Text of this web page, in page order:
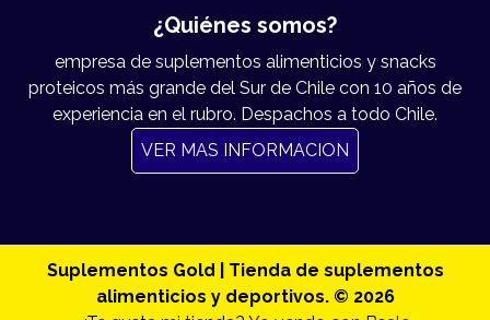
¿Quiénes somos?
empresa de suplementos alimenticios y snacks
proteicos más grande del Sur de Chile con 10 años de
experiencia en el rubro. Despachos a todo Chile.
VER MAS INFORMACION
Suplementos Gold | Tienda de suplementos
alimenticios y deportivos. © 2026